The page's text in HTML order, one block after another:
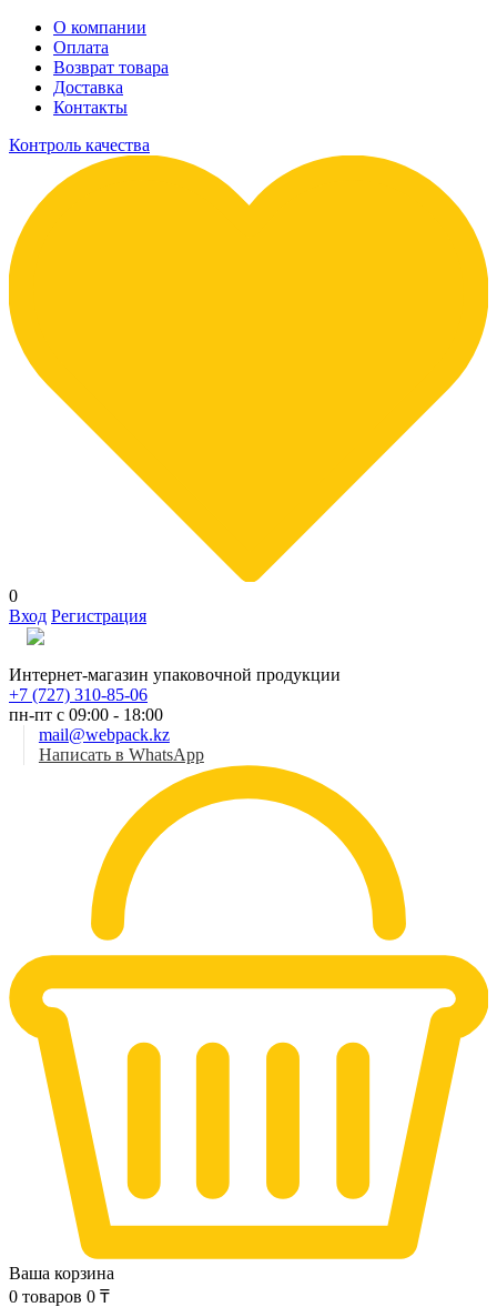
О компании
Оплата
Возврат товара
Доставка
Контакты
Контроль качества
0
Вход Регистрация
Интернет-магазин упаковочной продукции
+7 (727) 310-85-06
пн-пт с 09:00 - 18:00
mail@webpack.kz
Написать в WhatsApp
Ваша корзина
0 товаров 0 ₸